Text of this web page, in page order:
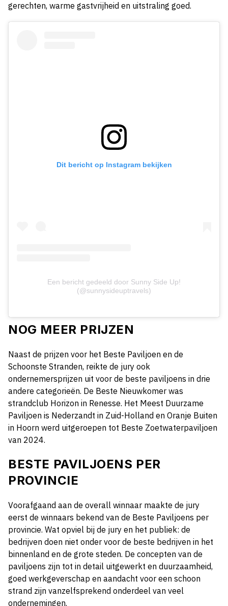
gerechten, warme gastvrijheid en uitstraling goed.
Dit bericht op Instagram bekijken
Een bericht gedeeld door Sunny Side Up!
(@sunnysideuptravels)
NOG MEER PRIJZEN
Naast de prijzen voor het Beste Paviljoen en de
Schoonste Stranden, reikte de jury ook
ondernemersprijzen uit voor de beste paviljoens in drie
andere categorieën. De Beste Nieuwkomer was
strandclub Horizon in Renesse. Het Meest Duurzame
Paviljoen is Nederzandt in Zuid-Holland en Oranje Buiten
in Hoorn werd uitgeroepen tot Beste Zoetwaterpaviljoen
van 2024.
BESTE PAVILJOENS PER
PROVINCIE
Voorafgaand aan de overall winnaar maakte de jury
eerst de winnaars bekend van de Beste Paviljoens per
provincie. Wat opviel bij de jury en het publiek: de
bedrijven doen niet onder voor de beste bedrijven in het
binnenland en de grote steden. De concepten van de
paviljoens zijn tot in detail uitgewerkt en duurzaamheid,
goed werkgeverschap en aandacht voor een schoon
strand zijn vanzelfsprekend onderdeel van veel
ondernemingen.